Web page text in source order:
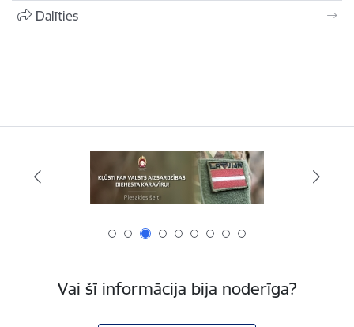
Dalīties
Vai šī informācija bija noderīga?